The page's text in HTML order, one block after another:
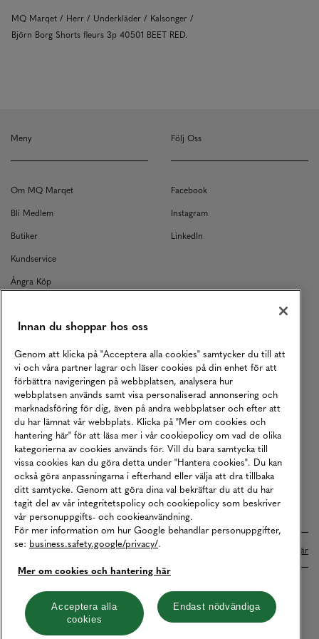
MQ Marqet Herr Underkläder
Kalsonger
Björn Borg Shorts fleurs 3p 40501 BEET RED.
Meny
Om MQ Marqet
Bli Medlem
Butiker
Kundservice
Ångra Köp
Returer
Köpvillkor
Karriär
Vårt Ansvar
Våra Tjänster
Press
Studentrabatt
B2B
Tillgänglighetsredogörelse
Följ Oss
Facebook
Instagram
LinkedIn
Betalningar online sköts i samarbete med Klarna. Läs mer här
Cookies Integritetspolicy
Hantera cookies
Innan du shoppar hos oss
Genom att klicka på "Acceptera alla cookies" samtycker du till att
vi och våra partner lagrar och läser cookies på din enhet för att
förbättra navigeringen på webbplatsen, analysera hur
webbplatsen används samt visa personaliserad annonsering och
marknadsföring för dig, även på andra webbplatser och efter att
du har lämnat vår webbplats. Klicka på "Mer om cookies och
hantering här" för att läsa mer i vår cookiepolicy om vad de olika
kategorierna av cookies används för. Vill du bara samtycka till
vissa cookies kan du göra detta under "Hantera cookies". Du kan
också göra anpassningarna i efterhand eller välja att dra tillbaka
ditt samtycke. Genom att göra dina val bekräftar du att du har
tagit del av vår integritetspolicy och cookiepolicy som beskriver
vår personuppgifts- och cookieanvändning.
För mer information om hur Google behandlar personuppgifter,
se: business.safety.google/privacy/.
Mer om cookies och hantering här
Acceptera alla
cookies
Endast nödvändiga